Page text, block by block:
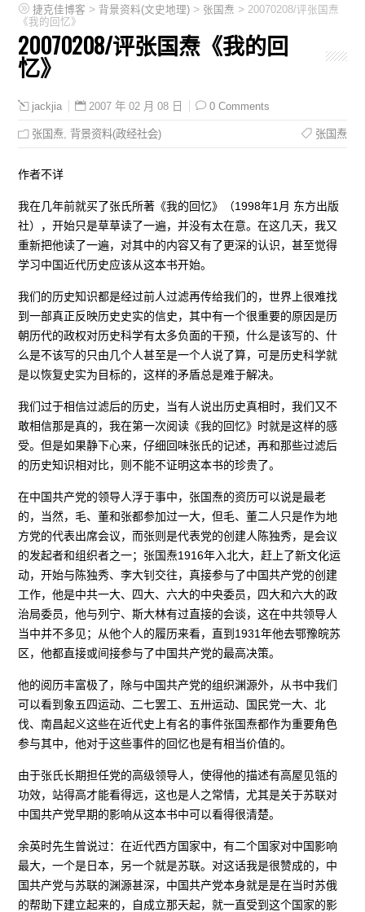
捷克佳博客 > 背景资料(文史地理) > 张国焘 > 20070208/评张国焘
《我的回忆》
20070208/评张国焘《我的回
忆》
jackjia 2007 年 02 月 08 日 0 Comments
张国焘 背景资料(政经社会) 张国焘
作者不详
我在几年前就买了张氏所著《我的回忆》（1998年1月 东方出版
社），开始只是草草读了一遍，并没有太在意。在这几天，我又
重新把他读了一遍，对其中的内容又有了更深的认识，甚至觉得
学习中国近代历史应该从这本书开始。
我们的历史知识都是经过前人过滤再传给我们的，世界上很难找
到一部真正反映历史史实的信史，其中有一个很重要的原因是历
朝历代的政权对历史科学有太多负面的干预，什么是该写的、什
么是不该写的只由几个人甚至是一个人说了算，可是历史科学就
是以恢复史实为目标的，这样的矛盾总是难于解决。
我们过于相信过滤后的历史，当有人说出历史真相时，我们又不
敢相信那是真的，我在第一次阅读《我的回忆》时就是这样的感
受。但是如果静下心来，仔细回味张氏的记述，再和那些过滤后
的历史知识相对比，则不能不证明这本书的珍贵了。
在中国共产党的领导人浮于事中，张国焘的资历可以说是最老
的，当然，毛、董和张都参加过一大，但毛、董二人只是作为地
方党的代表出席会议，而张则是代表党的创建人陈独秀，是会议
的发起者和组织者之一；张国焘1916年入北大，赶上了新文化运
动，开始与陈独秀、李大钊交往，真接参与了中国共产党的创建
工作，他是中共一大、四大、六大的中央委员，四大和六大的政
治局委员，他与列宁、斯大林有过直接的会谈，这在中共领导人
当中并不多见；从他个人的履历来看，直到1931年他去鄂豫皖苏
区，他都直接或间接参与了中国共产党的最高决策。
他的阅历丰富极了，除与中国共产党的组织渊源外，从书中我们
可以看到象五四运动、二七罢工、五卅运动、国民党一大、北
伐、南昌起义这些在近代史上有名的事件张国焘都作为重要角色
参与其中，他对于这些事件的回忆也是有相当价值的。
由于张氏长期担任党的高级领导人，使得他的描述有高屋见瓴的
功效，站得高才能看得远，这也是人之常情，尤其是关于苏联对
中国共产党早期的影响从这本书中可以看得很清楚。
余英时先生曾说过：在近代西方国家中，有二个国家对中国影响
最大，一个是日本，另一个就是苏联。对这话我是很赞成的，中
国共产党与苏联的渊源甚深，中国共产党本身就是是在当时苏俄
的帮助下建立起来的，自成立那天起，就一直受到这个国家的影